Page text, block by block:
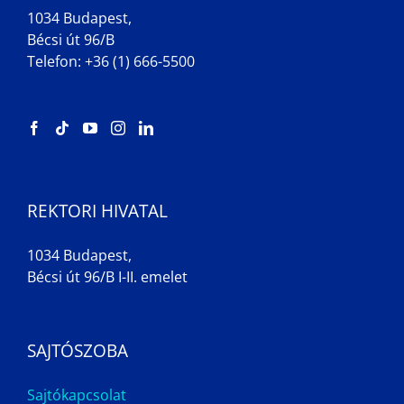
1034 Budapest,
Bécsi út 96/B
Telefon: +36 (1) 666-5500
REKTORI HIVATAL
1034 Budapest,
Bécsi út 96/B I-II. emelet
SAJTÓSZOBA
Sajtókapcsolat